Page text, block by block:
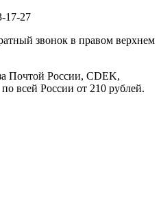
17-27
звонок в правом верхнем
Почтой России, CDEK,
всей России от 210 рублей.